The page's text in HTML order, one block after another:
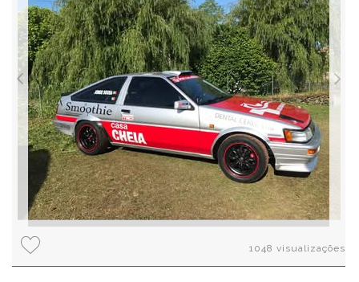
1048 visualizações